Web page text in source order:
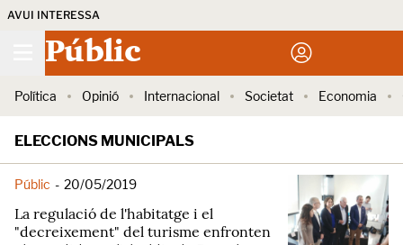
AVUI INTERESSA
Públic
Política Opinió Internacional Societat Economia
ELECCIONS MUNICIPALS
Públic - 20/05/2019
La regulació de l'habitatge i el
"decreixement" del turisme enfronten